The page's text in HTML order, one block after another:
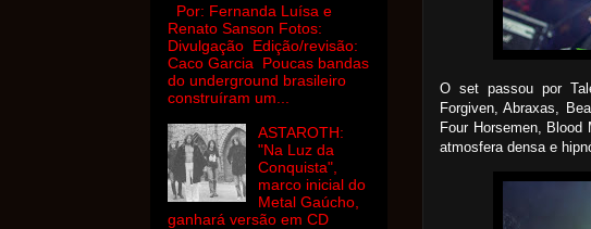
O set passou por
Forgiven, Abraxas,
Four Horsemen, Blood
atmosfera densa e
Por: Fernanda Luísa e
Renato Sanson Fotos:
Divulgação Edição/revisão:
Caco Garcia Poucas bandas
do underground brasileiro
construíram um...
ASTAROTH:
"Na Luz da
Conquista",
marco inicial do
Metal Gaúcho,
ganhará versão em CD